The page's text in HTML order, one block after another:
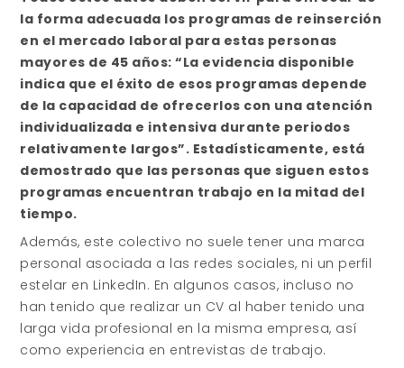
la forma adecuada los programas de reinserción
en el mercado laboral para estas personas
mayores de 45 años: “La evidencia disponible
indica que el éxito de esos programas depende
de la capacidad de ofrecerlos con una atención
individualizada e intensiva durante periodos
relativamente largos”. Estadísticamente, está
demostrado que las personas que siguen estos
programas encuentran trabajo en la mitad del
tiempo.
Además, este colectivo no suele tener una marca
personal asociada a las redes sociales, ni un perfil
estelar en LinkedIn. En algunos casos, incluso no
han tenido que realizar un CV al haber tenido una
larga vida profesional en la misma empresa, así
como experiencia en entrevistas de trabajo.